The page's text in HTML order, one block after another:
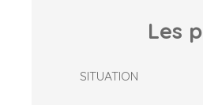
Les
SITUATION